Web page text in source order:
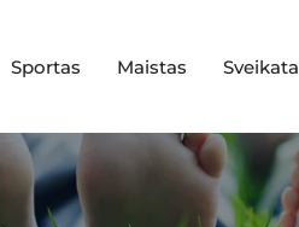
Sportas Maistas Sveikata